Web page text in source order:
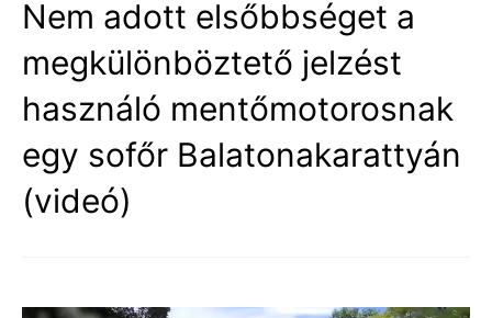
Nem adott elsőbbséget a
megkülönböztető jelzést
használó mentőmotorosnak
egy sofőr Balatonakarattyán
(videó)